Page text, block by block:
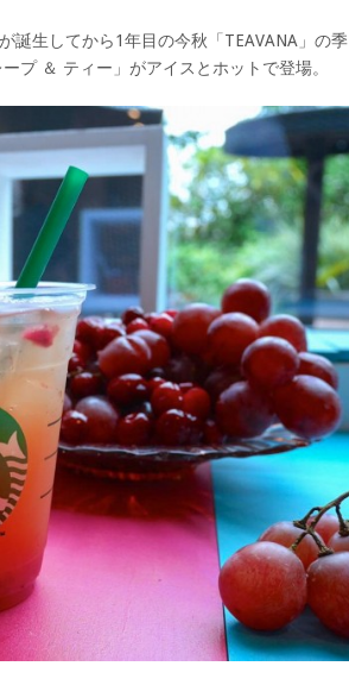
誕生してから1年目の今秋「TEAVANA」の季
プ ＆ ティー」がアイスとホットで登場。